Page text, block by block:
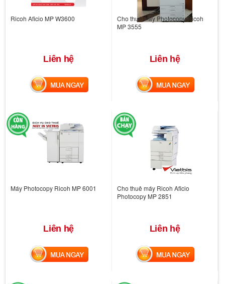
Ricoh Aficio MP W3600
Liên hệ
MUA NGAY
Cho thuê máy Photocopy Ricoh
MP 3555
Liên hệ
MUA NGAY
Máy Photocopy Ricoh MP 6001
Liên hệ
MUA NGAY
Cho thuê máy Ricoh Aficio
Photocopy MP 2851
Liên hệ
MUA NGAY